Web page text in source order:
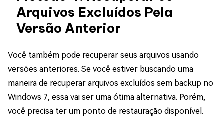
Arquivos Excluídos Pela
Versão Anterior
Você também pode recuperar seus arquivos usando
versões anteriores. Se você estiver buscando uma
maneira de recuperar arquivos excluídos sem backup no
Windows 7, essa vai ser uma ótima alternativa. Porém,
você precisa ter um ponto de restauração disponível.